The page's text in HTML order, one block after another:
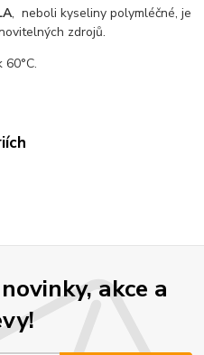
, neboli kyseliny polymléčné, je
zdrojů.
akce a